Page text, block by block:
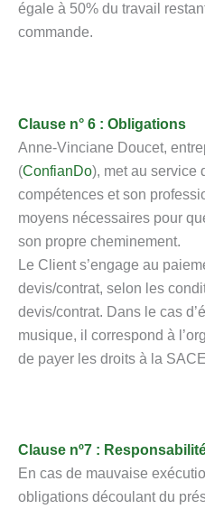
égale à 50% du travail
commande.
Clause n° 6 : Obligations
Anne-Vinciane Doucet,
(ConfianDo), met au service
compétences et son
moyens nécessaires pour
son propre cheminement.
Le Client s’engage au
devis/contrat, selon les
devis/contrat. Dans le cas
musique, il correspond à
de payer les droits à la
Clause nº7 :
En cas de mauvaise
obligations découlant du